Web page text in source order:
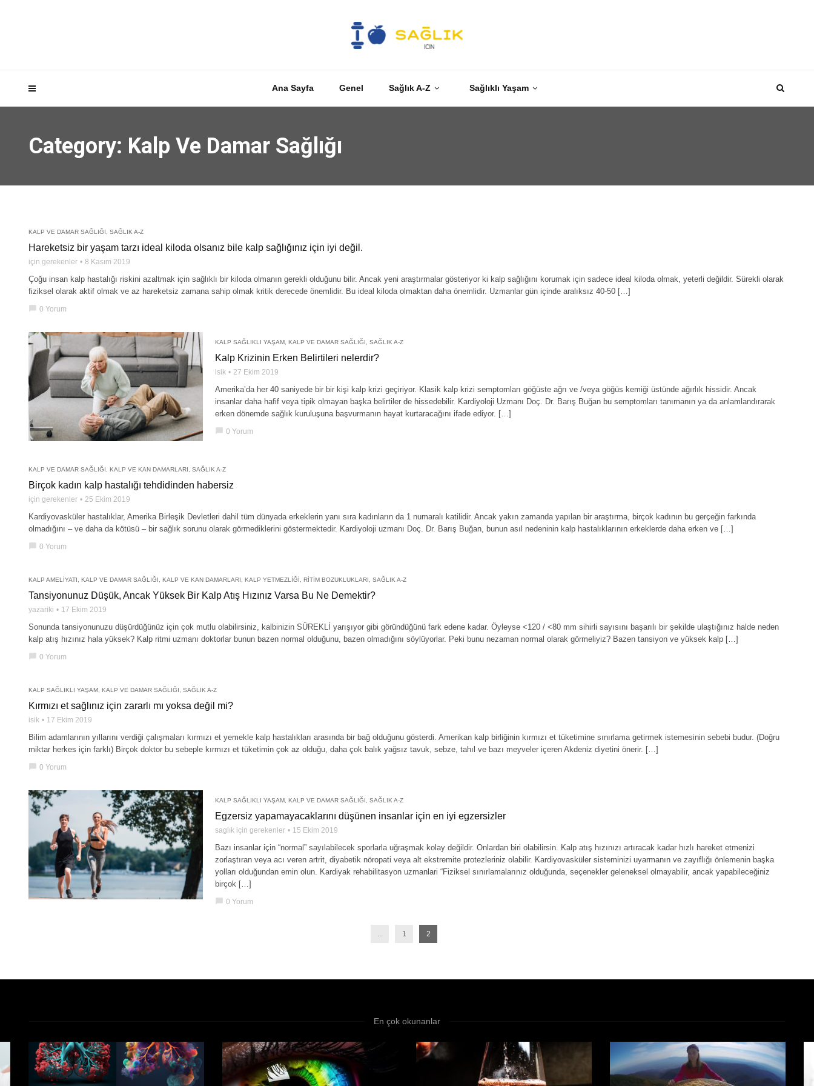
Ana Sayfa Genel Sağlık A-Z Sağlıklı Yaşam
Category: Kalp Ve Damar Sağlığı
KALP VE DAMAR SAĞLIĞI SAĞLIK A-Z
Hareketsiz bir yaşam tarzı ideal kiloda olsanız bile kalp sağlığınız için iyi değil.
için gerekenler 8 Kasım 2019
Çoğu insan kalp hastalığı riskini azaltmak için sağlıklı bir kiloda olmanın gerekli olduğunu bilir. Ancak yeni araştırmalar gösteriyor ki kalp sağlığını korumak için sadece ideal kiloda olmak, yeterli değildir. Sürekli olarak
fiziksel olarak aktif olmak ve az hareketsiz zamana sahip olmak kritik derecede önemlidir. Bu ideal kiloda olmaktan daha önemlidir. Uzmanlar gün içinde aralıksız 40-50 […]
chat_bubble 0 Yorum
KALP SAĞLIKLI YAŞAM KALP VE DAMAR SAĞLIĞI SAĞLIK A-Z
Kalp Krizinin Erken Belirtileri nelerdir?
isik 27 Ekim 2019
Amerika’da her 40 saniyede bir bir kişi kalp krizi geçiriyor. Klasik kalp krizi semptomları göğüste ağrı ve /veya göğüs kemiği üstünde ağırlık hissidir. Ancak
insanlar daha hafif veya tipik olmayan başka belirtiler de hissedebilir. Kardiyoloji Uzmanı Doç. Dr. Barış Buğan bu semptomları tanımanın ya da anlamlandırarak
erken dönemde sağlık kuruluşuna başvurmanın hayat kurtaracağını ifade ediyor. […]
chat_bubble 0 Yorum
KALP VE DAMAR SAĞLIĞI KALP VE KAN DAMARLARI SAĞLIK A-Z
Birçok kadın kalp hastalığı tehdidinden habersiz
için gerekenler 25 Ekim 2019
Kardiyovasküler hastalıklar, Amerika Birleşik Devletleri dahil tüm dünyada erkeklerin yanı sıra kadınların da 1 numaralı katilidir. Ancak yakın zamanda yapılan bir araştırma, birçok kadının bu gerçeğin farkında
olmadığını – ve daha da kötüsü – bir sağlık sorunu olarak görmediklerini göstermektedir. Kardiyoloji uzmanı Doç. Dr. Barış Buğan, bunun asıl nedeninin kalp hastalıklarının erkeklerde daha erken ve […]
chat_bubble 0 Yorum
KALP AMELIYATI KALP VE DAMAR SAĞLIĞI KALP VE KAN DAMARLARI KALP YETMEZLIĞI RITIM BOZUKLUKLARI SAĞLIK A-Z
Tansiyonunuz Düşük, Ancak Yüksek Bir Kalp Atış Hızınız Varsa Bu Ne Demektir?
yazariki 17 Ekim 2019
Sonunda tansiyonunuzu düşürdüğünüz için çok mutlu olabilirsiniz, kalbinizin SÜREKLİ yarışıyor gibi göründüğünü fark edene kadar. Öyleyse <120 / <80 mm sihirli sayısını başarılı bir şekilde ulaştığınız halde neden
kalp atış hızınız hala yüksek? Kalp ritmi uzmanı doktorlar bunun bazen normal olduğunu, bazen olmadığını söylüyorlar. Peki bunu nezaman normal olarak görmeliyiz? Bazen tansiyon ve yüksek kalp […]
chat_bubble 0 Yorum
KALP SAĞLIKLI YAŞAM KALP VE DAMAR SAĞLIĞI SAĞLIK A-Z
Kırmızı et sağlınız için zararlı mı yoksa değil mi?
isik 17 Ekim 2019
Bilim adamlarının yıllarını verdiği çalışmaları kırmızı et yemekle kalp hastalıkları arasında bir bağ olduğunu gösterdi. Amerikan kalp birliğinin kırmızı et tüketimine sınırlama getirmek istemesinin sebebi budur. (Doğru
miktar herkes için farklı) Birçok doktor bu sebeple kırmızı et tüketimin çok az olduğu, daha çok balık yağsız tavuk, sebze, tahıl ve bazı meyveler içeren Akdeniz diyetini önerir. […]
chat_bubble 0 Yorum
KALP SAĞLIKLI YAŞAM KALP VE DAMAR SAĞLIĞI SAĞLIK A-Z
Egzersiz yapamayacaklarını düşünen insanlar için en iyi egzersizler
saglık için gerekenler 15 Ekim 2019
Bazı insanlar için “normal” sayılabilecek sporlarla uğraşmak kolay değildir. Onlardan biri olabilirsin. Kalp atış hızınızı artıracak kadar hızlı hareket etmenizi
zorlaştıran veya acı veren artrit, diyabetik nöropati veya alt ekstremite protezleriniz olabilir. Kardiyovasküler sisteminizi uyarmanın ve zayıflığı önlemenin başka
yolları olduğundan emin olun. Kardiyak rehabilitasyon uzmanlari “Fiziksel sınırlamalarınız olduğunda, seçenekler geleneksel olmayabilir, ancak yapabileceğiniz
birçok […]
chat_bubble 0 Yorum
... 1 2
En çok okunanlar